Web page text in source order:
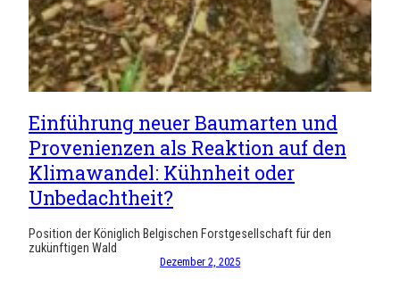
Einführung neuer Baumarten und
Provenienzen als Reaktion auf den
Klimawandel: Kühnheit oder
Unbedachtheit?
Position der Königlich Belgischen Forstgesellschaft für den
zukünftigen Wald
Dezember 2, 2025